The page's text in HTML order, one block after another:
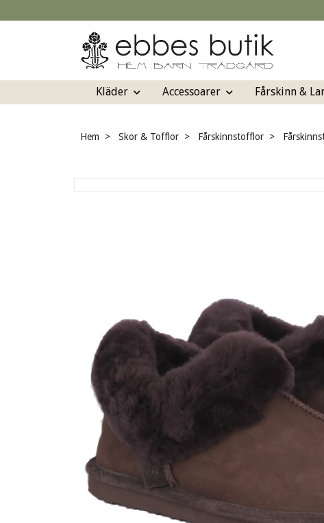
Kläder Accessoarer Fårskinn &
Hem Skor & Tofflor Fårskinnstofflor